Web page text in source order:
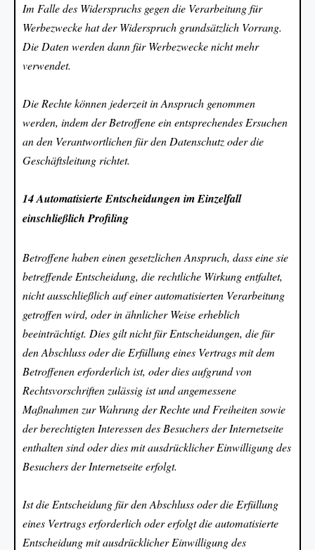
Im Falle des Widerspruchs gegen die Verarbeitung für
Werbezwecke hat der Widerspruch grundsätzlich Vorrang.
Die Daten werden dann für Werbezwecke nicht mehr
verwendet.
Die Rechte können jederzeit in Anspruch genommen
werden, indem der Betroffene ein entsprechendes Ersuchen
an den Verantwortlichen für den Datenschutz oder die
Geschäftsleitung richtet.
14 Automatisierte Entscheidungen im Einzelfall
einschließlich Profiling
Betroffene haben einen gesetzlichen Anspruch, dass eine sie
betreffende Entscheidung, die rechtliche Wirkung entfaltet,
nicht ausschließlich auf einer automatisierten Verarbeitung
getroffen wird, oder in ähnlicher Weise erheblich
beeinträchtigt. Dies gilt nicht für Entscheidungen, die für
den Abschluss oder die Erfüllung eines Vertrags mit dem
Betroffenen erforderlich ist, oder dies aufgrund von
Rechtsvorschriften zulässig ist und angemessene
Maßnahmen zur Wahrung der Rechte und Freiheiten sowie
der berechtigten Interessen des Besuchers der Internetseite
enthalten sind oder dies mit ausdrücklicher Einwilligung des
Besuchers der Internetseite erfolgt.
Ist die Entscheidung für den Abschluss oder die Erfüllung
eines Vertrags erforderlich oder erfolgt die automatisierte
Entscheidung mit ausdrücklicher Einwilligung des